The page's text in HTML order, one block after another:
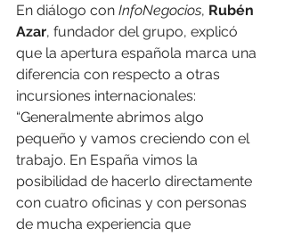
En diálogo con InfoNegocios, Rubén
Azar, fundador del grupo, explicó
que la apertura española marca una
diferencia con respecto a otras
incursiones internacionales:
“Generalmente abrimos algo
pequeño y vamos creciendo con el
trabajo. En España vimos la
posibilidad de hacerlo directamente
con cuatro oficinas y con personas
de mucha experiencia que